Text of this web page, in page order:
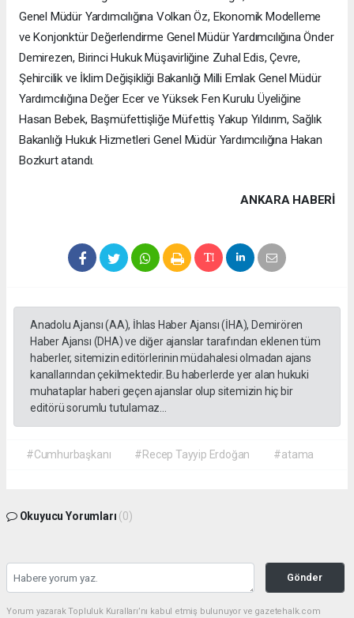
Genel Müdür Yardımcılığına Volkan Öz, Ekonomik Modelleme
ve Konjonktür Değerlendirme Genel Müdür Yardımcılığına Önder
Demirezen, Birinci Hukuk Müşavirliğine Zuhal Edis, Çevre,
Şehircilik ve İklim Değişikliği Bakanlığı Milli Emlak Genel Müdür
Yardımcılığına Değer Ecer ve Yüksek Fen Kurulu Üyeliğine
Hasan Bebek, Başmüfettişliğe Müfettiş Yakup Yıldırım, Sağlık
Bakanlığı Hukuk Hizmetleri Genel Müdür Yardımcılığına Hakan
Bozkurt atandı.
ANKARA HABERİ
Anadolu Ajansı (AA), İhlas Haber Ajansı (İHA), Demirören
Haber Ajansı (DHA) ve diğer ajanslar tarafından eklenen tüm
haberler, sitemizin editörlerinin müdahalesi olmadan ajans
kanallarından çekilmektedir. Bu haberlerde yer alan hukuki
muhataplar haberi geçen ajanslar olup sitemizin hiç bir
editörü sorumlu tutulamaz...
#Cumhurbaşkanı #Recep Tayyip Erdoğan #atama
Okuyucu Yorumları (0)
Gönder
Yorum yazarak Topluluk Kuralları’nı kabul etmiş bulunuyor ve gazetehalk.com